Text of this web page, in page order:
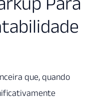
que, quando